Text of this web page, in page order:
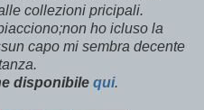
collezioni pricipali.
ho icluso la
capo mi sembra decente
disponibile qui.